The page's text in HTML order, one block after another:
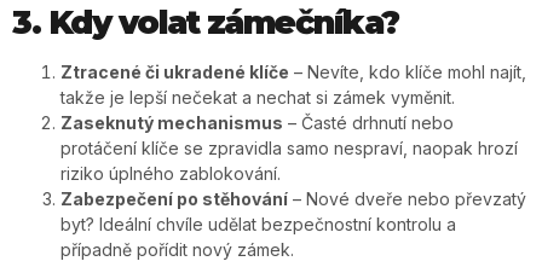
3. Kdy volat zámečníka?
Ztracené či ukradené klíče – Nevíte, kdo klíče mohl najít,
takže je lepší nečekat a nechat si zámek vyměnit.
Zaseknutý mechanismus – Časté drhnutí nebo
protáčení klíče se zpravidla samo nespraví, naopak hrozí
riziko úplného zablokování.
Zabezpečení po stěhování – Nové dveře nebo převzatý
byt? Ideální chvíle udělat bezpečnostní kontrolu a
případně pořídit nový zámek.